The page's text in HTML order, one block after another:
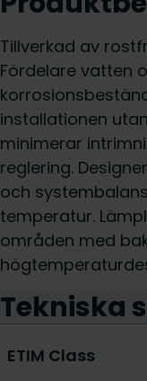
Tillverkad av
Fördelare vatten
installationen
minimerar
reglering.
och
temperatur.
områden med
Tekniska
ETIM Class